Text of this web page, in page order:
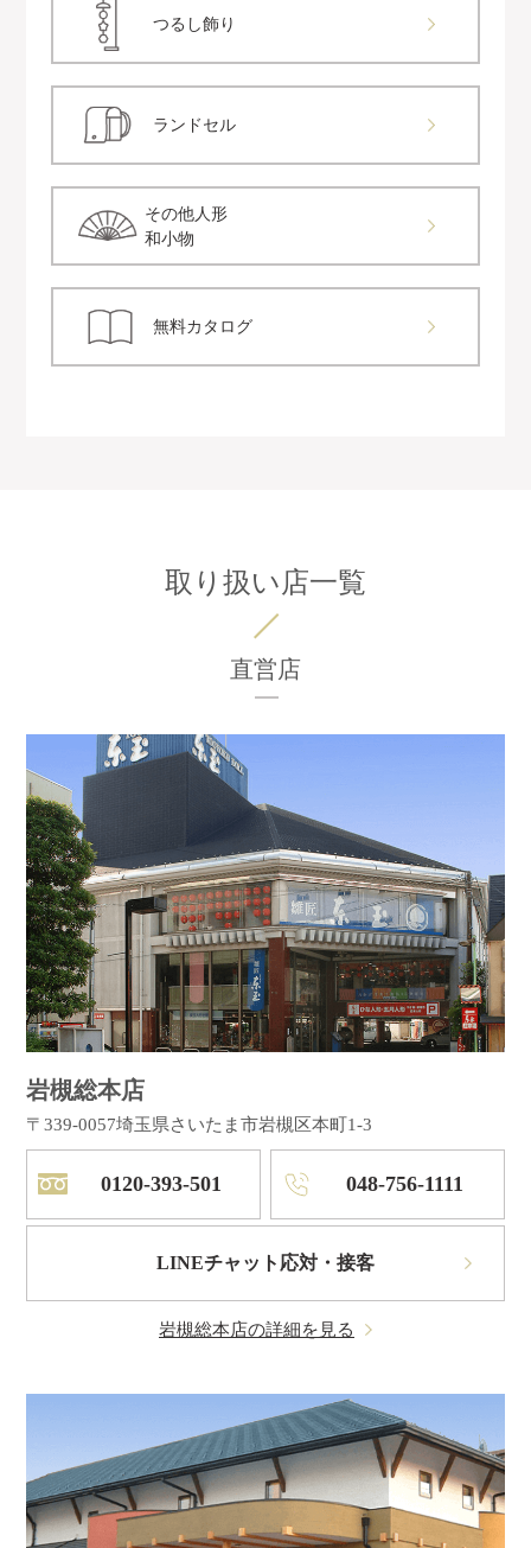
つるし飾り
ランドセル
その他人形
和小物
無料カタログ
取り扱い店一覧
直営店
岩槻総本店
〒339-0057埼玉県さいたま市岩槻区本町1-3
0120-393-501 048-756-1111
LINEチャット応対・接客
岩槻総本店の詳細を見る